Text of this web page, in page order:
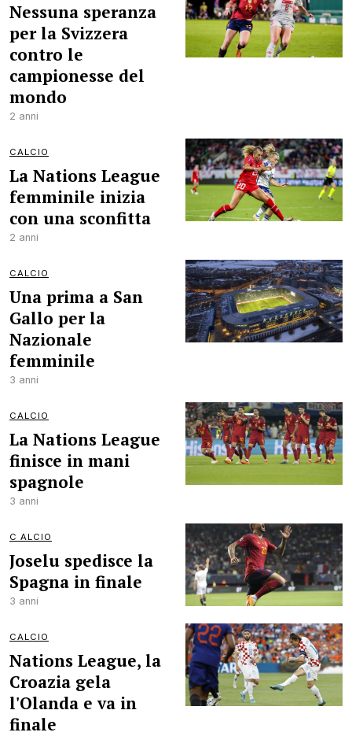
Nessuna speranza
per la Svizzera
contro le
campionesse del
mondo
2 anni
CALCIO
La Nations League
femminile inizia
con una sconfitta
2 anni
CALCIO
Una prima a San
Gallo per la
Nazionale
femminile
3 anni
CALCIO
La Nations League
finisce in mani
spagnole
3 anni
C ALCIO
Joselu spedisce la
Spagna in finale
3 anni
CALCIO
Nations League, la
Croazia gela
l'Olanda e va in
finale